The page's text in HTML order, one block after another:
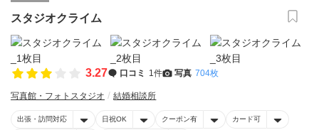
スタジオクライム
3.27 口コミ 1件 写真 704枚
写真館・フォトスタジオ 結婚相談所
出張・訪問対応 日祝OK クーポン有 カード可